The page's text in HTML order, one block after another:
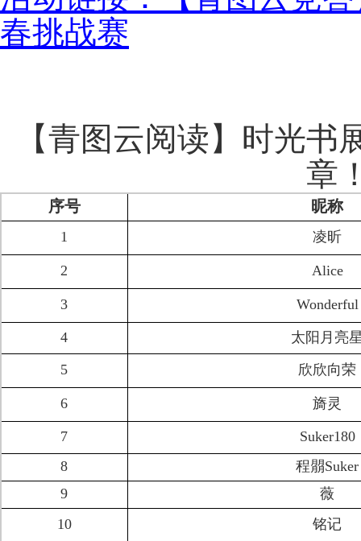
春挑战赛
【青图云阅读】时光
章
序号 昵称
1 凌昕
2 Alice
3 Wonderful
4
太阳月亮
5
欣欣向荣
6 旖灵
7
Suker180
8
程朤Suker
9
薇
10
铭记